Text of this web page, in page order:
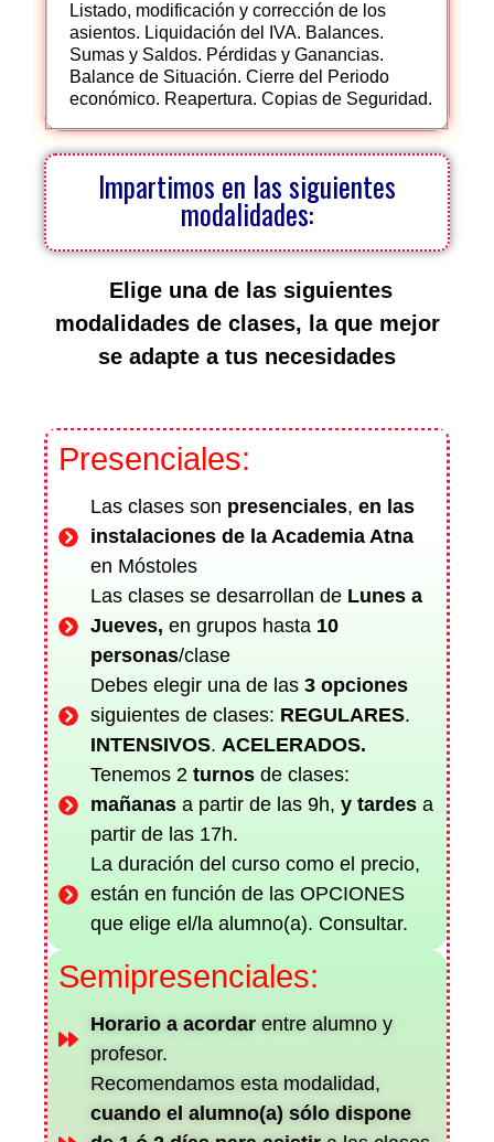
Listado, modificación y corrección de los
asientos. Liquidación del IVA. Balances.
Sumas y Saldos. Pérdidas y Ganancias.
Balance de Situación. Cierre del Periodo
económico. Reapertura. Copias de Seguridad.
Impartimos en las siguientes
modalidades:
Elige una de las siguientes
modalidades de clases, la que mejor
se adapte a tus necesidades
Presenciales:
Las clases son presenciales, en las
instalaciones de la Academia Atna
en Móstoles
Las clases se desarrollan deLunes a
Jueves, en grupos hasta10
personas/clase
Debes elegir una de las 3 opciones
siguientes de clases: REGULARES.
INTENSIVOS. ACELERADOS.
Tenemos 2 turnosde clases:
mañanasa partir de las 9h, y tardesa
partir de las 17h.
La duración del curso como el precio,
están en función de las OPCIONES
que elige el/la alumno(a). Consultar.
Semipresenciales:
Horario a acordar entre alumno y
profesor.
Recomendamos esta modalidad,
cuando el alumno(a) sólo dispone